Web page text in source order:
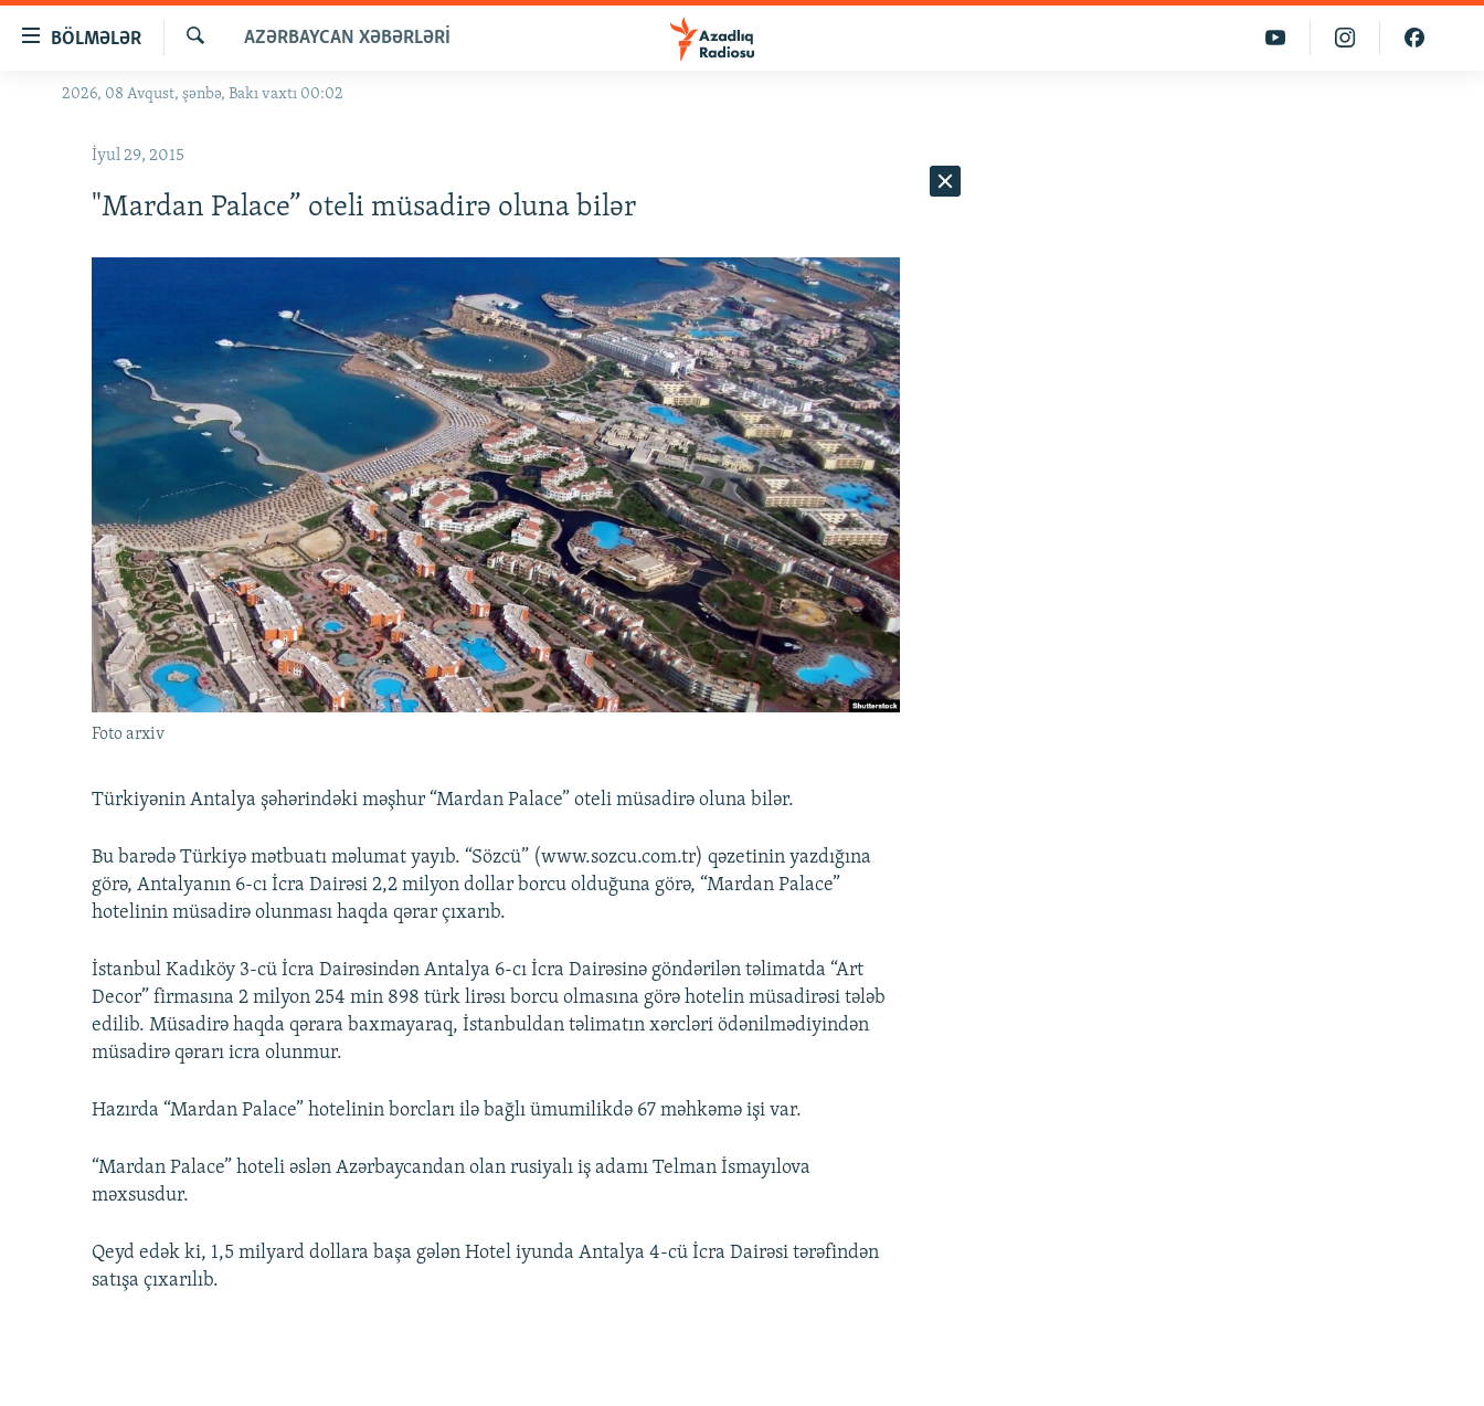
naviqasiyaya
BÖLMƏLƏR
GÜNDƏM
#ƏSLINDƏ
FƏRQƏ BAX
MULTIMEDIA
KARIKATURA
AZƏRBAYCAN ƏDƏBIYYATI KITABXANASI
İSLAM VƏ DEMOKRATIYA
İZ - MƏDƏNIYYƏT PROQRAMI
PEŞƏ ETIKASI VƏ JURNALISTIKA
STANDARTLARIMIZ
MATERIALLARIMIZDAN ISTIFADƏ
AZADLIQRADIOSU MOBIL TELEFONUNUZDA
BIZIMLƏ ƏLAQƏ
Axtar
AZƏRBAYCAN XƏBƏRLƏRI
2026, 08 Avqust, şənbə, Bakı vaxtı 00:02
İyul 29, 2015
"Mardan Palace” oteli müsadirə oluna bilər
Foto arxiv
Türkiyənin Antalya şəhərindəki məşhur “Mardan Palace” oteli müsadirə oluna bilər.
Bu barədə Türkiyə mətbuatı məlumat yayıb. “Sözcü” (www.sozcu.com.tr) qəzetinin yazdığına
görə, Antalyanın 6-cı İcra Dairəsi 2,2 milyon dollar borcu olduğuna görə, “Mardan Palace”
hotelinin müsadirə olunması haqda qərar çıxarıb.
İstanbul Kadıköy 3-cü İcra Dairəsindən Antalya 6-cı İcra Dairəsinə göndərilən təlimatda “Art
Decor” firmasına 2 milyon 254 min 898 türk lirəsı borcu olmasına görə hotelin müsadirəsi tələb
edilib. Müsadirə haqda qərara baxmayaraq, İstanbuldan təlimatın xərcləri ödənilmədiyindən
müsadirə qərarı icra olunmur.
Hazırda “Mardan Palace” hotelinin borcları ilə bağlı ümumilikdə 67 məhkəmə işi var.
“Mardan Palace” hoteli əslən Azərbaycandan olan rusiyalı iş adamı Telman İsmayılova
məxsusdur.
Qeyd edək ki, 1,5 milyard dollara başa gələn Hotel iyunda Antalya 4-cü İcra Dairəsi tərəfindən
satışa çıxarılıb.